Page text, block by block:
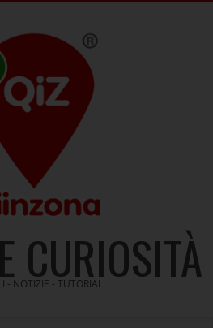
CURIOSITÀ
- NOTIZIE - TUTORIAL